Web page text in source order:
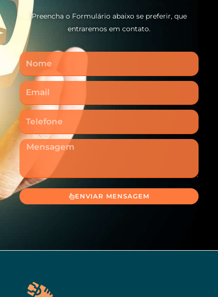
Preencha o Formulário abaixo se preferir, que
entraremos em contato.
Nome
Email
Telefone
Mensagem
ENVIAR MENSAGEM